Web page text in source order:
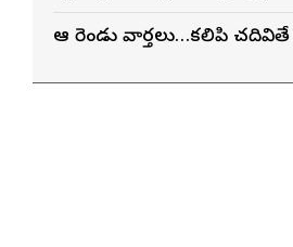
ఆ రెండు వార్తలు…కలిపి